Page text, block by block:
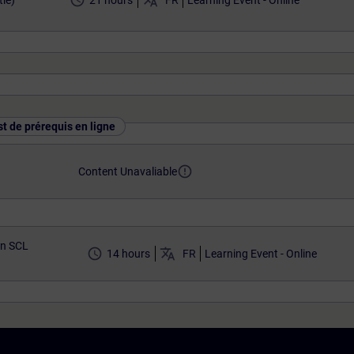
de prérequis en ligne
Content Unavaliableerror_outline
SCL
access_time 14 hours translate FR Learning Event - Online